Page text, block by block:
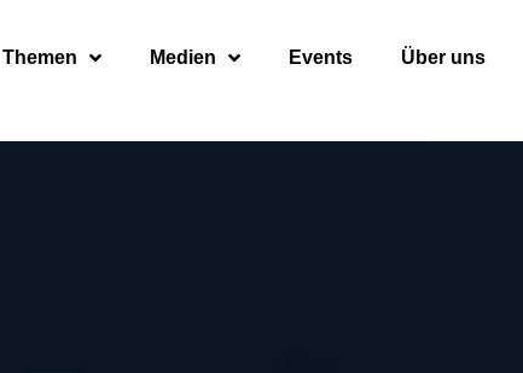
Themen Medien Events Über uns